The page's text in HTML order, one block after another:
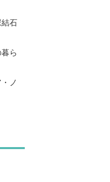
石
ら
ノ